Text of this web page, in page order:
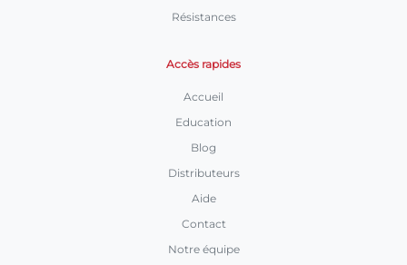
Résistances
Accès rapides
Accueil
Education
Blog
Distributeurs
Aide
Contact
Notre équipe